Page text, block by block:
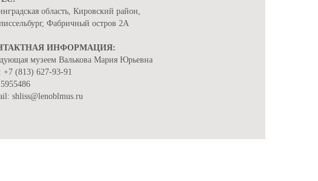
область, Кировский район,
Фабричный остров 2А
ИНФОРМАЦИЯ:
музеем Валькова Мария Юрьевна
+7 (813) 627-93-91
shliss@lenoblmus.ru